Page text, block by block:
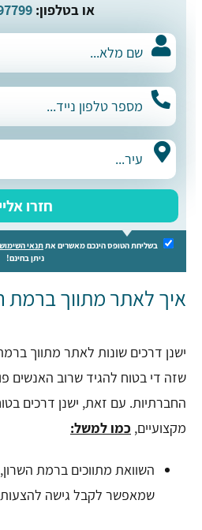
או בטלפון:
חזרו אליי
בשליחת הטופס הינכם מאשרים אתתנאי השימוש
ניתן בחינם!
איך לאתר מתווך ברמת
ישנן דרכים שונות לאתר מתווך
שזה די בטוח להגיד שרוב האנשים
החברתיות. עם זאת, ישנן דרכים
מקצועיים, כמו למשל:
השוואת מתווכים ברמת
שמאפשר לקבל גישה להצעות של 3 מתווכים